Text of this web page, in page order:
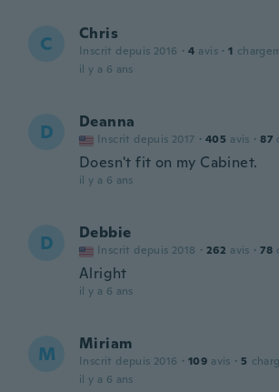
C Chris
Inscrit depuis 2016 · 4 avis · 1
il y a 6 ans
D Deanna
Inscrit depuis 2017 · 405 avis · 87
Doesn't fit on my Cabinet.
il y a 6 ans
D Debbie
Inscrit depuis 2018 · 262 avis · 78
Alright
il y a 6 ans
M Miriam
Inscrit depuis 2016 · 109 avis · 5
il y a 6 ans